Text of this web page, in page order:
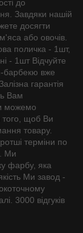
до
Завдяки нашій
досягти
або овочів.
поличка - 1шт,
- 1шт Відчуйте
барбекю вже
гарантія
Вам
можемо
того, щоб Ви
товару.
терміни по
Ми
фарбу, яка
Ми завод -
3000 відгуків